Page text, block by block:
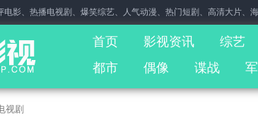
电影、热播电视剧、爆笑综艺、人气动漫、热门短剧、高清大片、
首页 影视资讯 综艺
都市
偶像 谍战
视剧